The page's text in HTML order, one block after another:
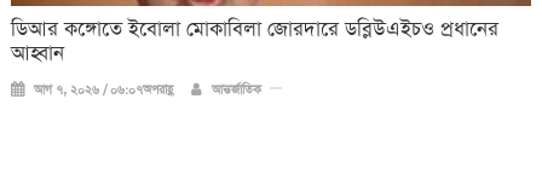
ডিআর কঙ্গোতে ইবোলা মোকাবিলা জোরদারে ডব্লিউএইচও প্রধানের
আহ্বান
আগ ৭, ২০২৬ / ০৬:০৭অপরাহ্ণ আন্তর্জাতিক